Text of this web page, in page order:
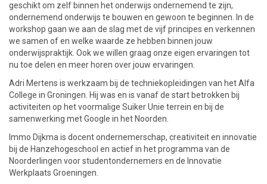
geschikt om zelf binnen het onderwijs ondernemend te zijn,
ondernemend onderwijs te bouwen en gewoon te beginnen. In de
workshop gaan we aan de slag met de vijf principes en verkennen
we samen of en welke waarde ze hebben binnen jouw
onderwijspraktijk. Ook we willen graag onze eigen ervaringen tot
nu toe delen en meer horen over jouw ervaringen.
Adri Mertens is werkzaam bij de techniekopleidingen van het Alfa
College in Groningen. Hij was en is vanaf de start betrokken bij
activiteiten op het voormalige Suiker Unie terrein en bij de
samenwerking met Google in het Noorden.
Immo Dijkma is docent ondernemerschap, creativiteit en innovatie
bij de Hanzehogeschool en actief in het programma van de
Noorderlingen voor studentondernemers en de Innovatie
Werkplaats Groeningen.